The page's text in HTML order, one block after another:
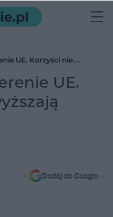
UE. Korzyści nie
UE.
Dodaj do Google